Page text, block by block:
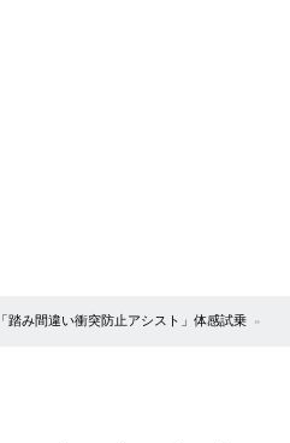
「踏み間違い衝突防止アシスト」体感試乗